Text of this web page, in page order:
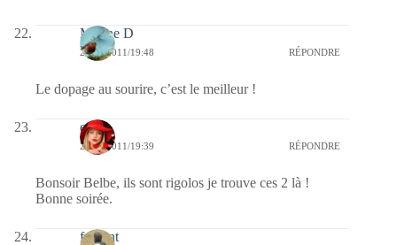
Marine D
28/06/2011/19:48 RÉPONDRE
Le dopage au sourire, c’est le meilleur !
ema
28/06/2011/19:39 RÉPONDRE
Bonsoir Belbe, ils sont rigolos je trouve ces 2 là !
Bonne soirée.
fulgent